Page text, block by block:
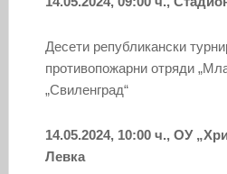
Десети републикански
противопожарни отряди
„Свиленград“
14.05.2024, 10:00 ч., ОУ
Левка